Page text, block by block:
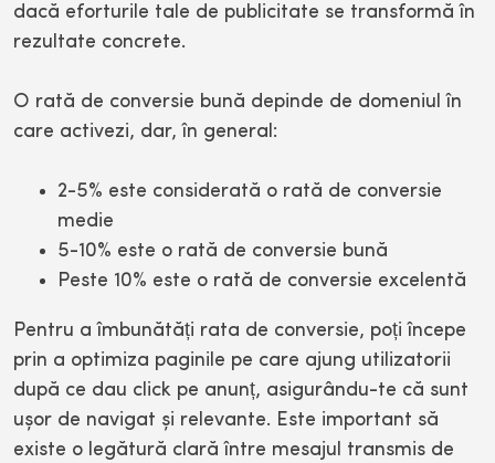
dacă eforturile tale de publicitate se transformă în
rezultate concrete.
O rată de conversie bună depinde de domeniul în
care activezi, dar, în general:
2-5% este considerată o rată de conversie
medie
5-10% este o rată de conversie bună
Peste 10% este o rată de conversie excelentă
Pentru a îmbunătăți rata de conversie, poți începe
prin a optimiza paginile pe care ajung utilizatorii
după ce dau click pe anunț, asigurându-te că sunt
ușor de navigat și relevante. Este important să
existe o legătură clară între mesajul transmis de